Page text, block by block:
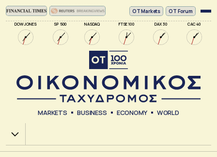
DOW JONES SP 500 NASDAQ FTSE 100 DAX 30 CAC 40
ΟΤ Markets OT Forum
MARKETS BUSINESS ECONOMY WORLD
Χ.Α.